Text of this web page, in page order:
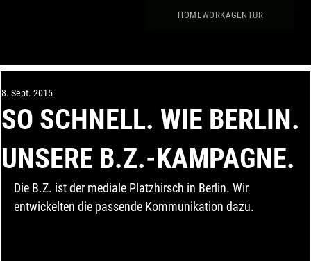
HOMEWORKAGENTUR
SO SCHNELL. WIE BERLIN.
UNSERE B.Z.-KAMPAGNE.
8. Sept. 2015
Die B.Z. ist der mediale Platzhirsch in Berlin. Wir
entwickelten die passende Kommunikation dazu.